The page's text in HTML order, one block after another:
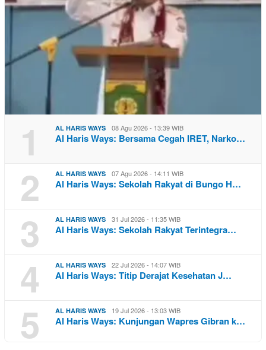
1 AL HARIS WAYS 08 Agu 2026 - 13:39 WIB
Al Haris Ways: Bersama Cegah IRET, Narko…
2 AL HARIS WAYS 07 Agu 2026 - 14:11 WIB
Al Haris Ways: Sekolah Rakyat di Bungo H…
3 AL HARIS WAYS 31 Jul 2026 - 11:35 WIB
Al Haris Ways: Sekolah Rakyat Terintegra…
4 AL HARIS WAYS 22 Jul 2026 - 14:07 WIB
Al Haris Ways: Titip Derajat Kesehatan J…
5 AL HARIS WAYS 19 Jul 2026 - 13:03 WIB
Al Haris Ways: Kunjungan Wapres Gibran k…